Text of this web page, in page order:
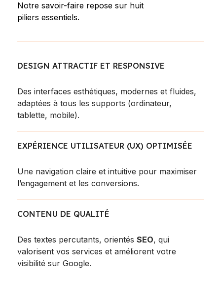
Notre savoir-faire repose sur huit
piliers essentiels.
DESIGN ATTRACTIF ET RESPONSIVE
Des interfaces esthétiques, modernes et fluides,
adaptées à tous les supports (ordinateur,
tablette, mobile).
EXPÉRIENCE UTILISATEUR (UX) OPTIMISÉE
Une navigation claire et intuitive pour maximiser
l’engagement et les conversions.
CONTENU DE QUALITÉ
Des textes percutants, orientés SEO, qui
valorisent vos services et améliorent votre
visibilité sur Google.